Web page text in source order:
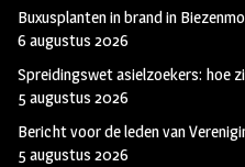
Buxusplanten in brand in
6 augustus 2026
Spreidingswet asielzoekers: hoe
5 augustus 2026
Bericht voor de leden van
5 augustus 2026